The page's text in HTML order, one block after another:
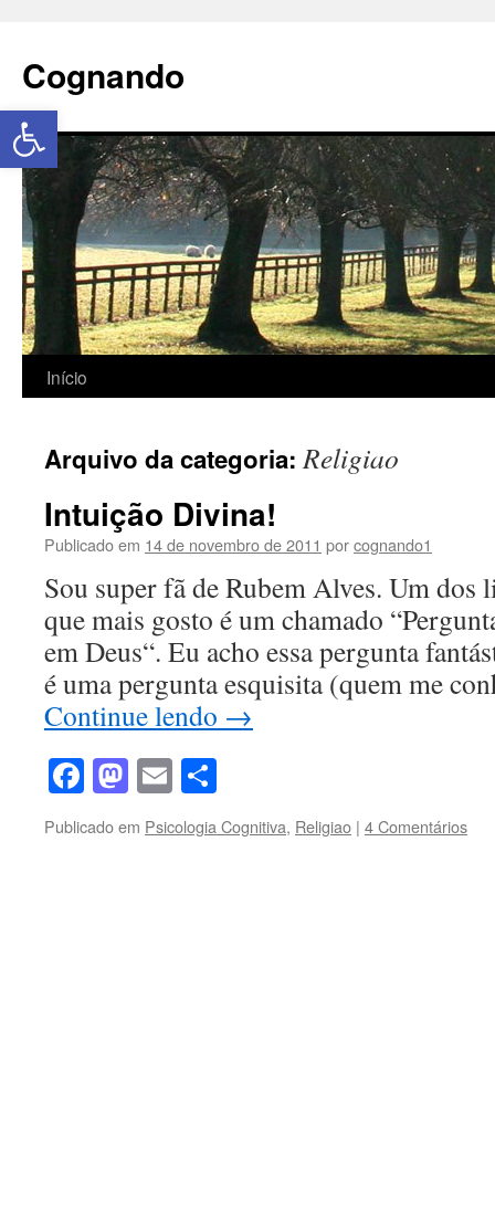
Abrir a barra de ferramentas
Cognando
Início
Arquivo da categoria:Religiao
Intuição Divina!
Publicado em 14 de novembro de 2011 porcognando1
Sou super fã de Rubem Alves. Um dos
que mais gosto é um chamado
em Deus“. Eu acho essa pergunta
é uma pergunta esquisita (quem me
Continue lendo →
Facebook
Mastodon
Email
Publicado em Psicologia Cognitiva, Religiao | 4 Comentários